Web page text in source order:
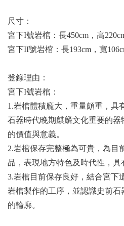
尺寸：
宮下I號岩棺：長450cm，高
宮下II號岩棺：長193cm，寬
登錄理由：
宮下I號岩棺：
1.岩棺體積龐大，重量頗重，具
石器時代晚期麒麟文化重要的
的價值與意義。
2.岩棺保存完整極為可貴，為目
品，表現地方特色及時代性，具
3.岩棺目前保存良好，結合宮下
岩棺製作的工序，並認識史前
的輪廓。